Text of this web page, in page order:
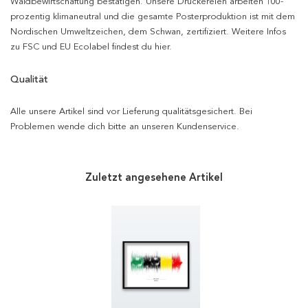
prozentig klimaneutral und die gesamte Posterproduktion ist mit dem
Nordischen Umweltzeichen, dem Schwan, zertifiziert. Weitere Infos
zu FSC und EU Ecolabel findest du hier.
Qualität
Alle unsere Artikel sind vor Lieferung qualitätsgesichert. Bei
Problemen wende dich bitte an unseren Kundenservice.
Zuletzt angesehene Artikel